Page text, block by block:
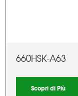
660HSK-A63
Scopri di Più